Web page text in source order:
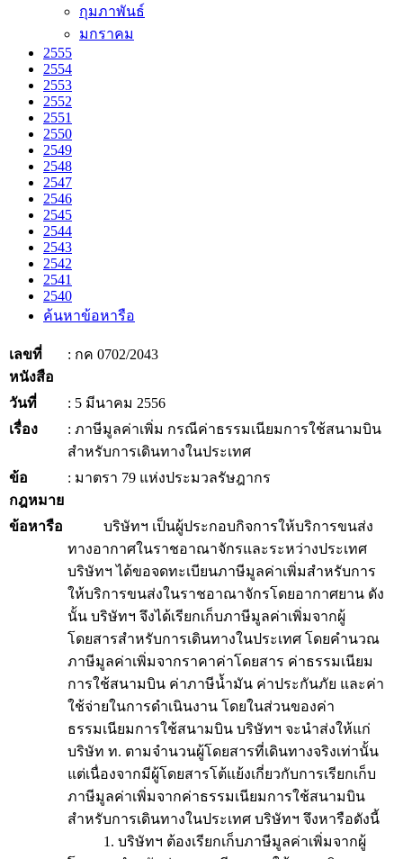
กุมภาพันธ์
มกราคม
2555
2554
2553
2552
2551
2550
2549
2548
2547
2546
2545
2544
2543
2542
2541
2540
ค้นหาข้อหารือ
เลขที่
หนังสือ
: กค 0702/2043
วันที่
: 5 มีนาคม 2556
เรื่อง
: ภาษีมูลค่าเพิ่ม กรณีค่าธรรมเนียมการใช้สนามบิน
สำหรับการเดินทางในประเทศ
ข้อ
กฎหมาย
: มาตรา 79 แห่งประมวลรัษฎากร
ข้อหารือ
บริษัทฯ เป็นผู้ประกอบกิจการให้บริการขนส่ง
ทางอากาศในราชอาณาจักรและระหว่างประเทศ
บริษัทฯ ได้ขอจดทะเบียนภาษีมูลค่าเพิ่มสำหรับการ
ให้บริการขนส่งในราชอาณาจักรโดยอากาศยาน ดัง
นั้น บริษัทฯ จึงได้เรียกเก็บภาษีมูลค่าเพิ่มจากผู้
โดยสารสำหรับการเดินทางในประเทศ โดยคำนวณ
ภาษีมูลค่าเพิ่มจากราคาค่าโดยสาร ค่าธรรมเนียม
การใช้สนามบิน ค่าภาษีน้ำมัน ค่าประกันภัย และค่า
ใช้จ่ายในการดำเนินงาน โดยในส่วนของค่า
ธรรมเนียมการใช้สนามบิน บริษัทฯ จะนำส่งให้แก่
บริษัท ท. ตามจำนวนผู้โดยสารที่เดินทางจริงเท่านั้น
แต่เนื่องจากมีผู้โดยสารโต้แย้งเกี่ยวกับการเรียกเก็บ
ภาษีมูลค่าเพิ่มจากค่าธรรมเนียมการใช้สนามบิน
สำหรับการเดินทางในประเทศ บริษัทฯ จึงหารือดังนี้
1. บริษัทฯ ต้องเรียกเก็บภาษีมูลค่าเพิ่มจากผู้